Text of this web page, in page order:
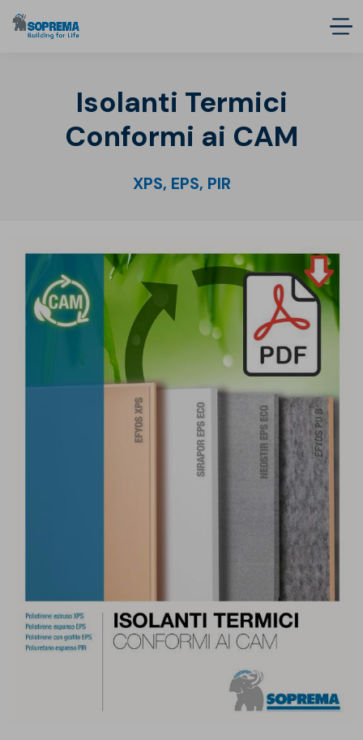
Isolanti Termici
Conformi ai CAM
XPS, EPS, PIR